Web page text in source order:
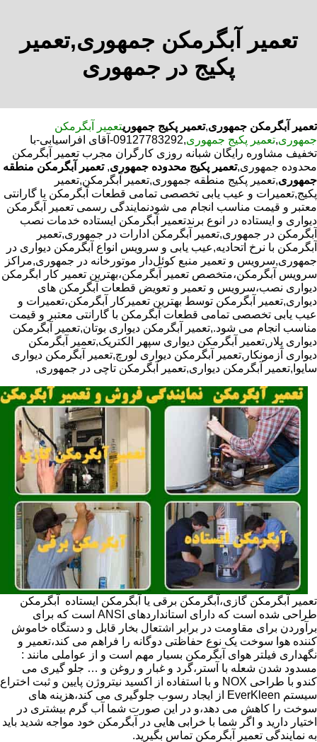
تعمیر آبگرمکن جمهوری,تعمیر
پکیج در جمهوری
تعمیر آبگرمکن جمهوری,تعمیر پکیج جمهوریتعمیر آبگرمکن
جمهوری,تعمیر پکیج جمهوری
,09127783292-آقای افراسیابی-با
تخفیف مشاوره رایگان شبانه روزی کارگران مجرب تعمیر آبگرمکن
محدوده جمهوری,تعمیر پکیج محدوده جمهوری, تعمیر آبگرمکن منطقه
جمهوری,تعمیر پکیج منطقه جمهوری,تعمیر آبگرمکن,تعمیر
پکیج,تعمیرات و عیب یابی تخصصی تمامی قطعات آبگرمکن با گارانتی
معتبر و قیمت مناسب انجام می شودنمایندگی رسمی تعمیر آبگرمکن
دیواری و ایستاده در انوع برندتعمیر آبگرمکن ایستاده خدمات نصب
آبگرمکن در جمهوری,تعمیر آبگرمکن ادارات در جمهوری,تعمیر
آبگرمکن با نرخ اتحادیه,عیب یابی و سرویس انواع آبگرمکن دیواری در
جمهوری,سرویس و تعمیر منبع کوئل‌دار موتورخانه در جمهوری,مراکز
سرویس آبگرمکن،متخصص تعمیر آبگرمکن،بهترین تعمیر کار ابگرمکن
دیواری نصب،سرویس و تعمیر و تعویض قطعات آبگرمکن های
دیواری,تعمیر آبگرمکن توسط بهترین تعمیرکار آبگرمکن،تعمیرات و
عیب یابی تخصصی تمامی قطعات آبگرمکن با گارانتی معتبر و قیمت
مناسب انجام می شود.,تعمیر آبگرمکن دیواری بوتان,تعمیر آبگرمکن
دیواری پلار,تعمیر آبگرمکن دیواری سپهر الکتریک,تعمیر آبگرمکن
دیواری آزمونکار,تعمیر آبگرمکن دیواری لورچ,تعمیر آبگرمکن دیواری
سایوا,تعمیر آبگرمکن دیواری,تعمیر آبگرمکن تاچی در جمهوری,
تعمیر آبگرمکن گازی،آبگرمکن برقی یا آبگرمکن ایستاده ​ آبگرمکن
طراحی شده است که دارای استانداردهای ANSI است که برای
برآوردن برای مقاومت در برابر اشتعال بخار قابل و دستگاه خاموش
کننده هوا سوخت یک نوع حفاظتی دوگانه را فراهم می کند،تعمیر و
نگهداری فیلتر هوای آبگرمکن بسیار مهم است و از عواملی مانند :
مسدود شدن شعله با آستر،گرد و غبار و روغن و … جلو گیری می
کندو با طراحی NOX و با استفاده از اکسید نیتروژن پایین و ثبت اختراع
سیستم EverKleen از ایجاد رسوب جلوگیری می کند،هزینه های
سوخت را کاهش می دهد،و در این صورت شما آب گرم بیشتری در
اختیار دارید و اگر شما با خرابی هایی در آبگرمکن خود مواجه شدید باید
به نمایندگی تعمیر آبگرمکن تماس بگیرید.